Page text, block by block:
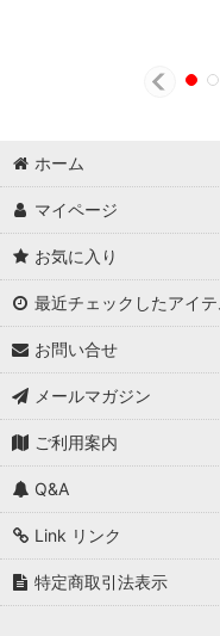
ホーム
マイページ
お気に入り
最近チェックしたアイテ
お問い合せ
メールマガジン
ご利用案内
Q&A
Link リンク
特定商取引法表示